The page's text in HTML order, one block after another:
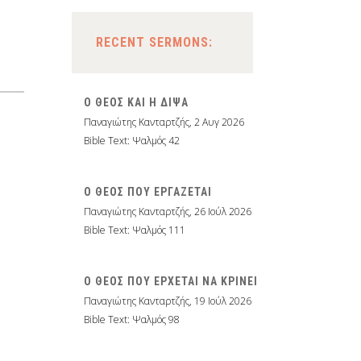
RECENT SERMONS:
Ο ΘΕΟΣ ΚΑΙ Η ΔΙΨΑ
Παναγιώτης Κανταρτζής,2 Αυγ 2026
Bible Text: Ψαλμός 42
Ο ΘΕΟΣ ΠΟΥ ΕΡΓΑΖΕΤΑΙ
Παναγιώτης Κανταρτζής,26 Ιούλ 2026
Bible Text: Ψαλμός 111
Ο ΘΕΟΣ ΠΟΥ ΕΡΧΕΤΑΙ ΝΑ ΚΡΙΝΕΙ
Παναγιώτης Κανταρτζής, 19 Ιούλ 2026
Bible Text: Ψαλμός 98